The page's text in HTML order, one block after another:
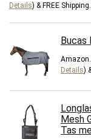
Details) & FREE Shipping
Bucas
Details)
Mesh
Tas